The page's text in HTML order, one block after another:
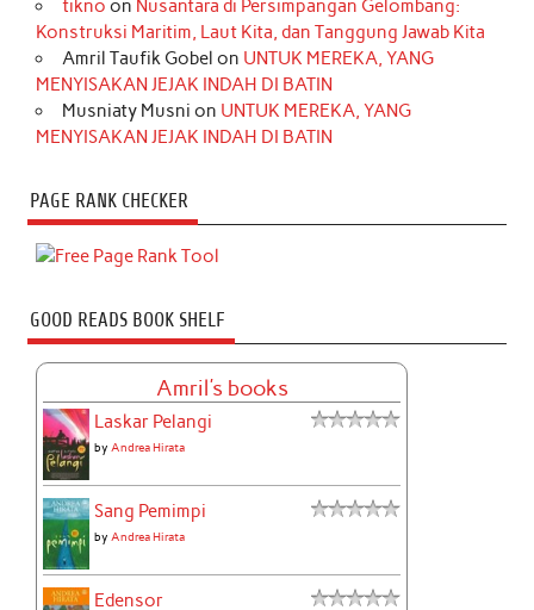
tikno on Nusantara di Persimpangan Gelombang:
Konstruksi Maritim, Laut Kita, dan Tanggung Jawab Kita
Amril Taufik Gobel on UNTUK MEREKA, YANG
MENYISAKAN JEJAK INDAH DI BATIN
Musniaty Musni on UNTUK MEREKA, YANG
MENYISAKAN JEJAK INDAH DI BATIN
PAGE RANK CHECKER
GOOD READS BOOK SHELF
Amril's books
Laskar Pelangi
byAndrea Hirata
Sang Pemimpi
byAndrea Hirata
Edensor